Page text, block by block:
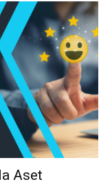
Aset